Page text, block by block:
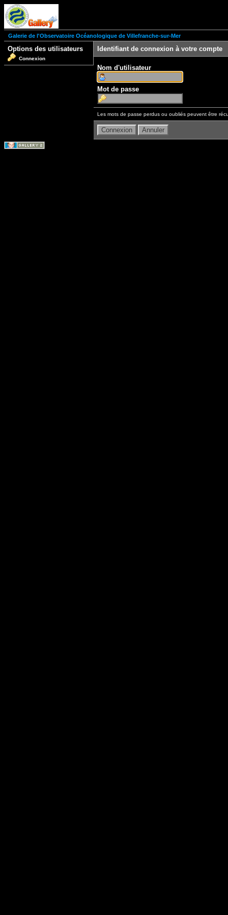
Galerie de l'Observatoire Océanologique de Villefranche-sur-Mer
Options des utilisateurs
Connexion
Identifiant de connexion à votre compte
Nom d'utilisateur
Mot de passe
Les mots de passe perdus ou oubliés peuvent être